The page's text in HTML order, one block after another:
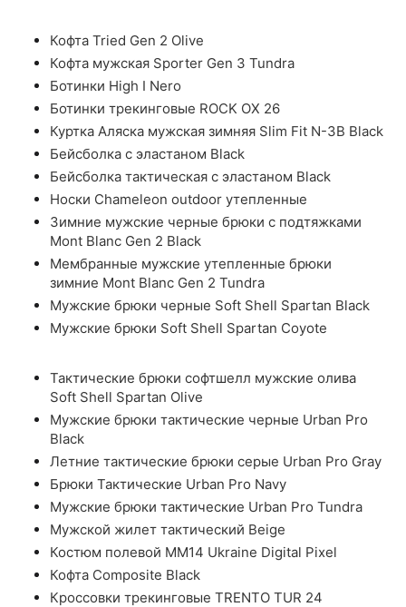
Кофта Tried Gen 2 Olive
Кофта мужская Sporter Gen 3 Tundra
Ботинки High I Nero
Ботинки трекинговые ROCK OX 26
Куртка Аляска мужская зимняя Slim Fit N-3B Black
Бейсболка с эластаном Black
Бейсболка тактическая с эластаном Black
Носки Chameleon outdoor утепленные
Зимние мужские черные брюки с подтяжками
Mont Blanc Gen 2 Black
Мембранные мужские утепленные брюки
зимние Mont Blanc Gen 2 Tundra
Мужские брюки черные Soft Shell Spartan Black
Мужские брюки Soft Shell Spartan Coyote
Тактические брюки софтшелл мужские олива
Soft Shell Spartan Olive
Мужские брюки тактические черные Urban Pro
Black
Летние тактические брюки серые Urban Pro Gray
Брюки Тактические Urban Pro Navy
Мужские брюки тактические Urban Pro Tundra
Мужской жилет тактический Beige
Костюм полевой ММ14 Ukraine Digital Pixel
Кофта Composite Black
Кроссовки трекинговые TRENTO TUR 24